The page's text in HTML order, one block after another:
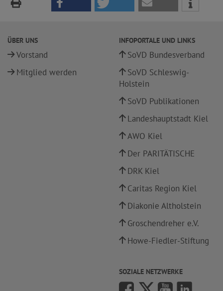
ÜBER UNS
Vorstand
Mitglied werden
INFOPORTALE UND LINKS
SoVD Bundesverband
SoVD Schleswig-
Holstein
SoVD Publikationen
Landeshauptstadt Kiel
AWO Kiel
Der PARITÄTISCHE
DRK Kiel
Caritas Region Kiel
Diakonie Altholstein
Groschendreher e.V.
Howe-Fiedler-Stiftung
SOZIALE NETZWERKE